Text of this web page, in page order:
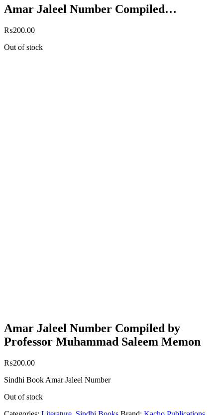
Amar Jaleel Number Compiled…
₨200.00
Out of stock
Amar Jaleel Number Compiled by
Professor Muhammad Saleem Memon
₨200.00
Sindhi Book Amar Jaleel Number
Out of stock